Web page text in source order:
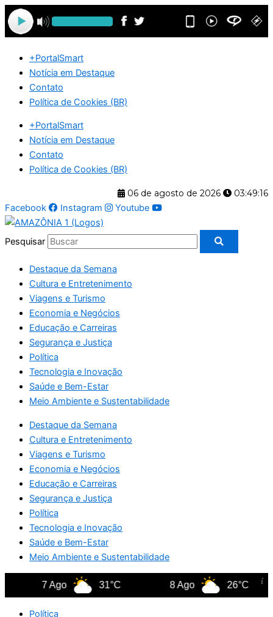
Ir
para
o
+PortalSmart
Notícia em Destaque
Contato
Política de Cookies (BR)
+PortalSmart
Notícia em Destaque
Contato
Política de Cookies (BR)
06 de agosto de 2026
03:49:17
Facebook
Instagram Youtube
Pesquisar
Destaque da Semana
Cultura e Entretenimento
Viagens e Turismo
Economia e Negócios
Educação e Carreiras
Segurança e Justiça
Política
Tecnologia e Inovação
Saúde e Bem-Estar
Meio Ambiente e Sustentabilidade
Destaque da Semana
Cultura e Entretenimento
Viagens e Turismo
Economia e Negócios
Educação e Carreiras
Segurança e Justiça
Política
Tecnologia e Inovação
Saúde e Bem-Estar
Meio Ambiente e Sustentabilidade
7 Ago 31°C 8 Ago 26°C
Política